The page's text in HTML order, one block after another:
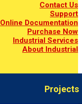
Contact Us
Support
Online Documentation
Purchase Now
Industrial Services
About Industrial
Projects